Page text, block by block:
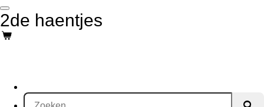
Ga
direct
naar
de
2de haentjes